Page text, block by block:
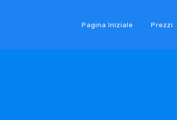
Pagina Iniziale Prezzi